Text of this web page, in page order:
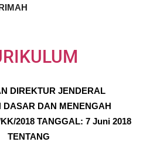
DIREKTUR JENDERAL
DASAR DAN MENENGAH
2018 TANGGAL: 7 Juni 2018
TENTANG